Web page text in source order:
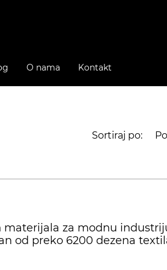
O nama Kontakt
Sortiraj po:
za modnu
od preko 6200 dezena